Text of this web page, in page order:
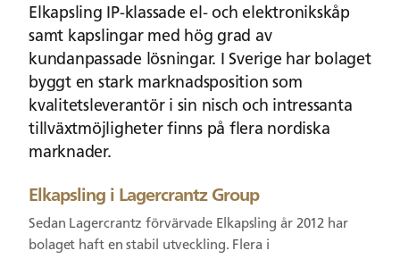
Elkapsling IP-klassade el- och elektronikskåp
samt kapslingar med hög grad av
kundanpassade lösningar. I Sverige har bolaget
byggt en stark marknadsposition som
kvalitetsleverantör i sin nisch och intressanta
tillväxtmöjligheter finns på flera nordiska
marknader.
Elkapsling i Lagercrantz Group
Sedan Lagercrantz förvärvade Elkapsling år 2012 har
bolaget haft en stabil utveckling. Flera i